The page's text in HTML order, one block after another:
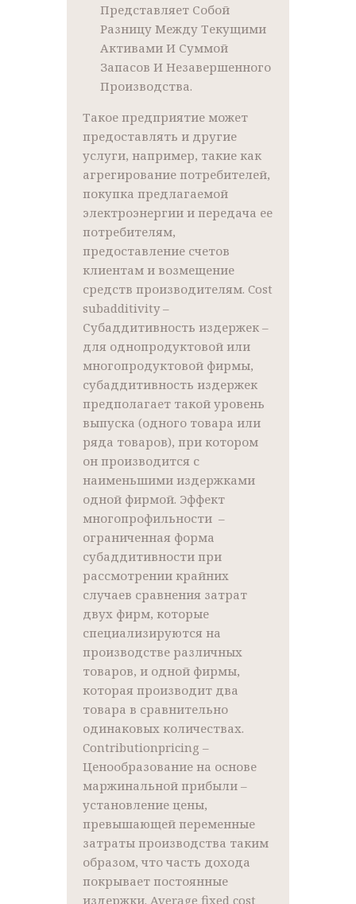
Представляет Собой
Разницу Между Текущими
Активами И Суммой
Запасов И Незавершенного
Производства.
Такое предприятие может
предоставлять и другие
услуги, например, такие как
агрегирование потребителей,
покупка предлагаемой
электроэнергии и передача ее
потребителям,
предоставление счетов
клиентам и возмещение
средств производителям. Cost
subadditivity –
Субаддитивность издержек –
для однопродуктовой или
многопродуктовой фирмы,
субаддитивность издержек
предполагает такой уровень
выпуска (одного товара или
ряда товаров), при котором
он производится с
наименьшими издержками
одной фирмой. Эффект
многопрофильности –
ограниченная форма
субаддитивности при
рассмотрении крайних
случаев сравнения затрат
двух фирм, которые
специализируются на
производстве различных
товаров, и одной фирмы,
которая производит два
товара в сравнительно
одинаковых количествах.
Contributionpricing –
Ценообразование на основе
маржинальной прибыли –
установление цены,
превышающей переменные
затраты производства таким
образом, что часть дохода
покрывает постоянные
издержки. Average fixed cost